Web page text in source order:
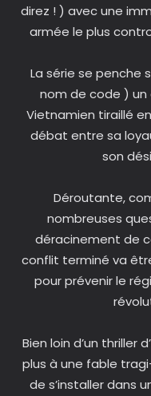
direz ! ) avec une
armée le plus
La série se penche
nom de code )
Vietnamien tiraillé
débat entre sa
son
Déroutante,
nombreuses
déracinement de
conflit terminé va
pour prévenir le
Bien loin d’un thriller
plus à une fable
de s’installer dans